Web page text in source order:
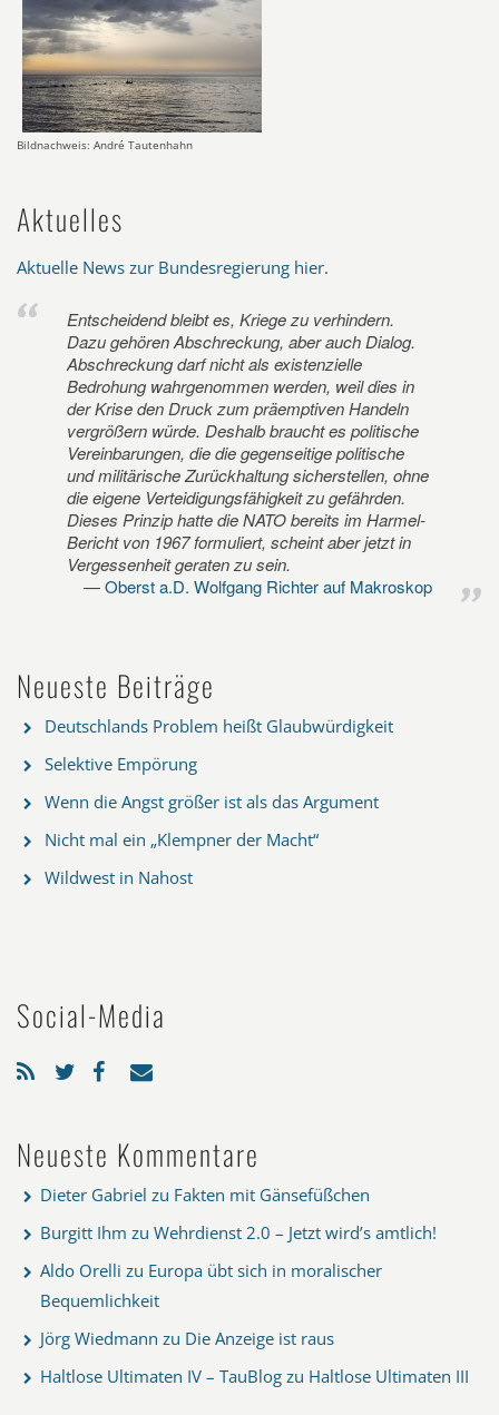
Bildnachweis: André Tautenhahn
Aktuelles
Aktuelle News zur Bundesregierung hier.
Entscheidend bleibt es, Kriege zu verhindern.
Dazu gehören Abschreckung, aber auch Dialog.
Abschreckung darf nicht als existenzielle
Bedrohung wahrgenommen werden, weil dies in
der Krise den Druck zum präemptiven Handeln
vergrößern würde. Deshalb braucht es politische
Vereinbarungen, die die gegenseitige politische
und militärische Zurückhaltung sicherstellen, ohne
die eigene Verteidigungsfähigkeit zu gefährden.
Dieses Prinzip hatte die NATO bereits im Harmel-
Bericht von 1967 formuliert, scheint aber jetzt in
Vergessenheit geraten zu sein.
Oberst a.D. Wolfgang Richter auf Makroskop
Neueste Beiträge
Deutschlands Problem heißt Glaubwürdigkeit
Selektive Empörung
Wenn die Angst größer ist als das Argument
Nicht mal ein „Klempner der Macht“
Wildwest in Nahost
Social-Media
Neueste Kommentare
Dieter Gabriel zu Fakten mit Gänsefüßchen
Burgitt Ihm zu Wehrdienst 2.0 – Jetzt wird’s amtlich!
Aldo Orelli zu Europa übt sich in moralischer
Bequemlichkeit
Jörg Wiedmann zu Die Anzeige ist raus
Haltlose Ultimaten IV – TauBlog zu Haltlose Ultimaten III